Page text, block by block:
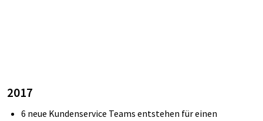
2017
6 neue Kundenservice Teams entstehen für einen